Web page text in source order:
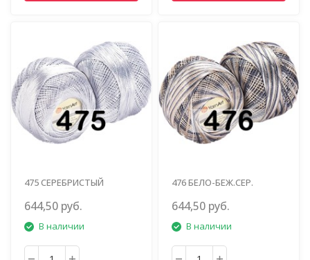
475 СЕРЕБРИСТЫЙ
644,50 руб.
В наличии
476 БЕЛО-БЕЖ.СЕР.
644,50 руб.
В наличии